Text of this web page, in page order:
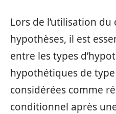
Lors de l’utilisation
hypothèses, il est
entre les types
hypothétiques de
considérées comme
conditionnel après